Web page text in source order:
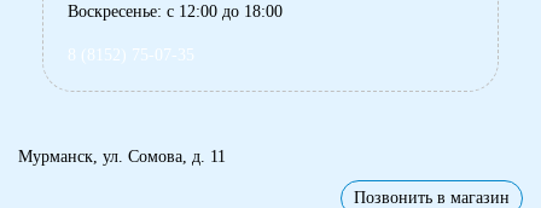
Воскресенье: с 12:00 до 18:00
8 (8152) 75-07-35
Мурманск, ул. Сомова, д. 11
Позвонить в магазин